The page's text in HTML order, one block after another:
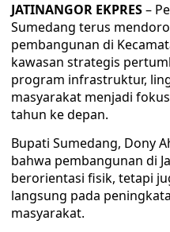
JATINANGOR EKPRES–
Sumedang terus
pembangunan di
kawasan strategis
program infrastruktur,
masyarakat menjadi
tahun ke depan.
Bupati Sumedang, Dony
bahwa pembangunan di
berorientasi fisik, tetapi
langsung pada
masyarakat.